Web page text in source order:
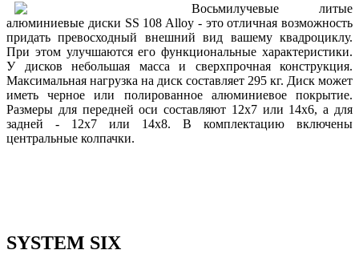
Восьмилучевые литые
алюминиевые диски SS 108 Alloy - это отличная возможность
придать превосходный внешний вид вашему квадроциклу.
При этом улучшаются его функциональные характеристики.
У дисков небольшая масса и сверхпрочная конструкция.
Максимальная нагрузка на диск составляет 295 кг. Диск может
иметь черное или полированное алюминиевое покрытие.
Размеры для передней оси составляют 12х7 или 14х6, а для
задней - 12х7 или 14х8. В комплектацию включены
центральные колпачки.
SYSTEM SIX